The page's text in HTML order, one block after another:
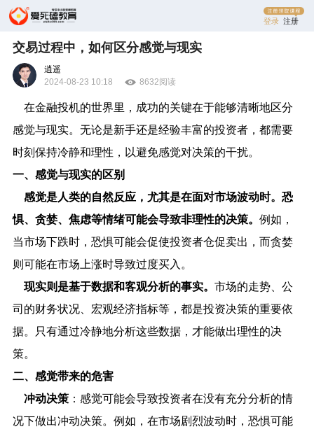
登录 注册
交易过程中，如何区分感觉与现实
逍遥
2024-08-23 10:18
8632阅读
在金融投机的世界里，成功的关键在于能够清晰地区分
感觉与现实。无论是新手还是经验丰富的投资者，都需要
时刻保持冷静和理性，以避免感觉对决策的干扰。
一、感觉与现实的区别
感觉是人类的自然反应，尤其是在面对市场波动时。恐
惧、贪婪、焦虑等情绪可能会导致非理性的决策。 例如，
当市场下跌时，恐惧可能会促使投资者仓促卖出，而贪婪
则可能在市场上涨时导致过度买入。
现实则是基于数据和客观分析的事实。 市场的走势、公
司的财务状况、宏观经济指标等，都是投资决策的重要依
据。只有通过冷静地分析这些数据，才能做出理性的决
策。
二、感觉带来的危害
冲动决策：感觉可能会导致投资者在没有充分分析的情
况下做出冲动决策。例如，在市场剧烈波动时，恐惧可能